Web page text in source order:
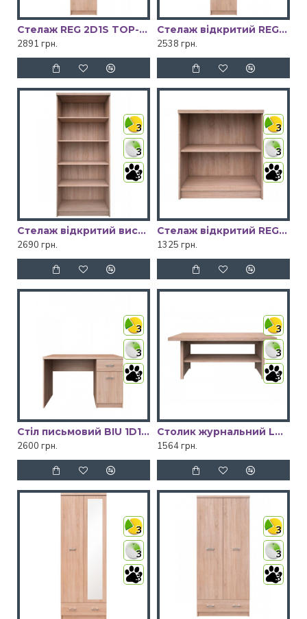
Стелаж REG 2D1S TOP-MIX VMV Holding
2891 грн.
Стелаж відкритий REG OTW 1D1S TOP-MIX VMV Holding
2538 грн.
3
3
3
Стелаж відкритий високий REG OTW WYS_80 TOP-MIX VMV Holding
2690 грн.
3
3
3
Стелаж відкритий REG OTW_80 TOP-MIX VMV Holding
1325 грн.
3
3
3
Стіл письмовий BIU 1D1S/120_80 TOP-MIX VMV Holding
2600 грн.
3
3
3
Столик журнальний LAWA 115 TOP-MIX VMV Holding
1564 грн.
3
3
3
3
3
3